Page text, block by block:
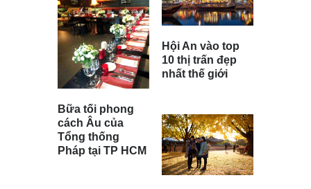
Bữa tối phong
cách Âu của
Tổng thống
Pháp tại TP HCM
Hội An vào top
10 thị trấn đẹp
nhất thế giới